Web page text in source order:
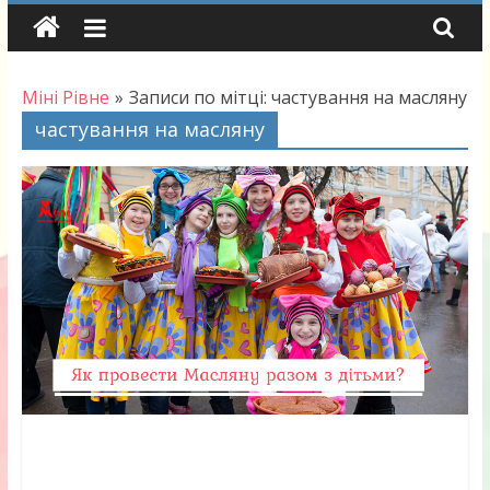
Skip
Міні Рівне » Записи по мітці: частування на масляну
частування на масляну